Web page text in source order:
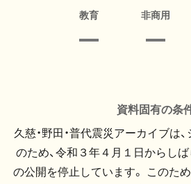
教育 非商用
資料固有の条
久慈・野田・普代震災アーカイブは
のため、令和３年４月１日からし
の公開を停止しています。 このため